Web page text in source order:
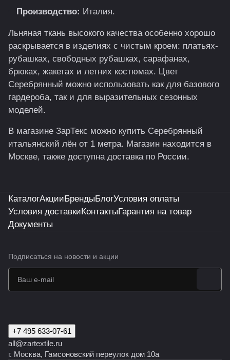
Производство: Италия.
Льняная ткань высокого качества особенно хорошо
раскрывается в изделиях с чистым кроем: платьях-
рубашках, свободных рубашках, сарафанах,
брюках, жакетах и летних костюмах. Цвет
Серебрянный можно использовать как для базового
гардероба, так и для выразительных сезонных
моделей.
В магазине ЗарТекс можно купить Серебрянный
итальянский лён от 1 метра. Магазин находится в
Москве, также доступна доставка по России.
КаталогАкцииБрендыБлогУсловия оплаты
Условия доставкиКонтактыГарантия на товар
Документы
Подписаться на новости и акции
+7 495 633-07-61
all@zartextile.ru
г. Москва, Гамсоновский переулок дом 10а